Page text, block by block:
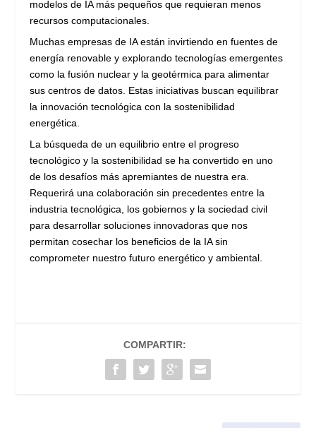
modelos de IA más pequeños que requieran menos
recursos computacionales.
Muchas empresas de IA están invirtiendo en fuentes de
energía renovable y explorando tecnologías emergentes
como la fusión nuclear y la geotérmica para alimentar
sus centros de datos. Estas iniciativas buscan equilibrar
la innovación tecnológica con la sostenibilidad
energética.
La búsqueda de un equilibrio entre el progreso
tecnológico y la sostenibilidad se ha convertido en uno
de los desafíos más apremiantes de nuestra era.
Requerirá una colaboración sin precedentes entre la
industria tecnológica, los gobiernos y la sociedad civil
para desarrollar soluciones innovadoras que nos
permitan cosechar los beneficios de la IA sin
comprometer nuestro futuro energético y ambiental.
COMPARTIR: